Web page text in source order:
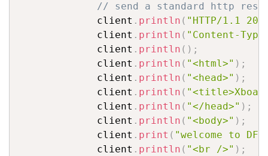
// send a standard http
             client
. println ( "HTTP/1.1 200
             client
. println ( "Content-
             client
. println ( ) ;
             client
. println ( "<html>" ) ;
             client
. println ( "<head>" ) ;
             client
. println (
             client
. println ( "</head>" ) ;
             client
. println ( "<body>" ) ;
             client
. print ( "welcome to
             client
. println ( "<br />" ) ;